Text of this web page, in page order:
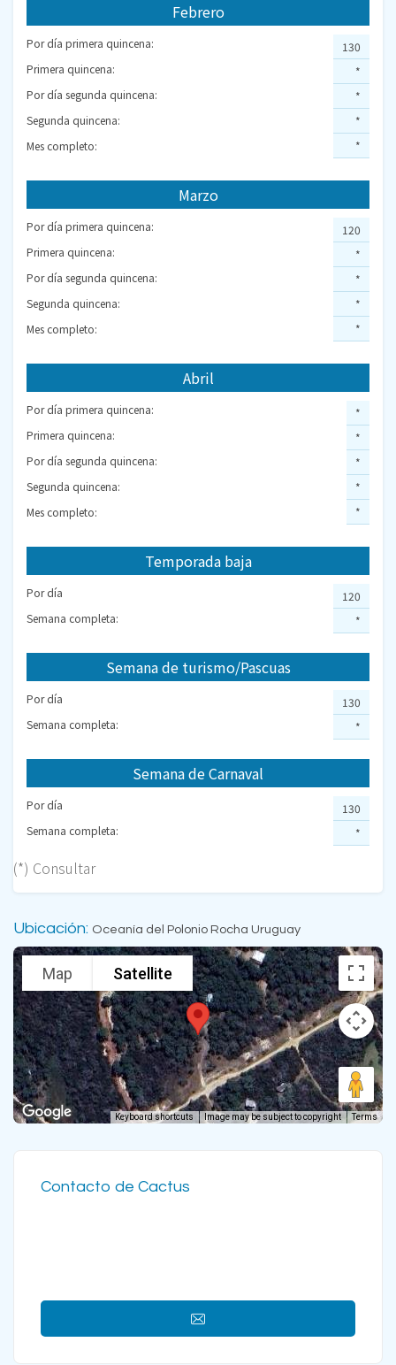
Febrero
Por día primera quincena:
Primera quincena:
Por día segunda quincena:
Segunda quincena:
Mes completo:
130
*
*
*
*
Marzo
Por día primera quincena:
Primera quincena:
Por día segunda quincena:
Segunda quincena:
Mes completo:
120
*
*
*
*
Abril
Por día primera quincena:
Primera quincena:
Por día segunda quincena:
Segunda quincena:
Mes completo:
*
*
*
*
*
Temporada baja
Por día
Semana completa:
120
*
Semana de turismo/Pascuas
Por día
Semana completa:
130
*
Semana de Carnaval
Por día
Semana completa:
130
*
(*) Consultar
Ubicación: Oceanía del Polonio Rocha Uruguay
Map Satellite
Keyboard shortcuts Image may be subject to copyright Terms
Contacto de Cactus